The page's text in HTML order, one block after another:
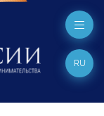
RU